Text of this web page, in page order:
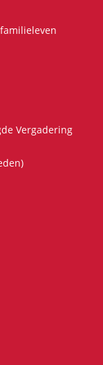
Vergadering